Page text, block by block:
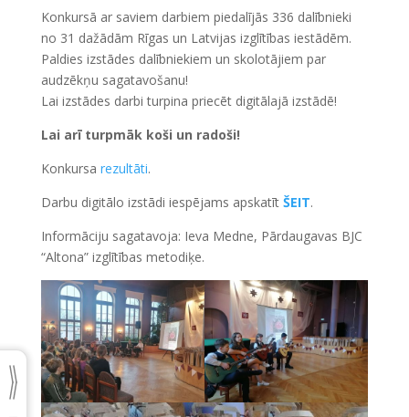
Konkursā ar saviem darbiem piedalījās 336 dalībnieki
no 31 dažādām Rīgas un Latvijas izglītības iestādēm.
Paldies izstādes dalībniekiem un skolotājiem par
audzēkņu sagatavošanu!
Lai izstādes darbi turpina priecēt digitālajā izstādē!
Lai arī turpmāk koši un radoši!
Konkursa rezultāti.
Darbu digitālo izstādi iespējams apskatīt ŠEIT.
Informāciju sagatavoja: Ieva Medne, Pārdaugavas BJC
“Altona” izglītības metodiķe.